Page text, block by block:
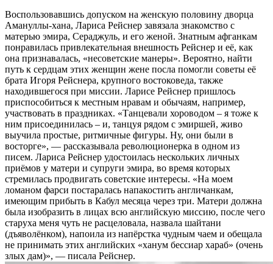
Воспользовавшись допуском на женскую половину дворца
Амануллы-хана, Лариса Рейснер завязала знакомство с
матерью эмира, Сераджуль, и его женой. Знатным афганкам
понравилась привлекательная внешность Рейснер и её, как
она признавалась, «несоветские манеры». Вероятно, найти
путь к сердцам этих женщин жене посла помогли советы её
брата Игоря Рейснера, крупного востоковеда, также
находившегося при миссии. Ларисе Рейснер пришлось
приспособиться к местным нравам и обычаям, например,
участвовать в праздниках. «Танцевали хороводом – я тоже к
ним присоединилась – и, танцуя рядом с эмиршей, живо
выучила простые, ритмичные фигуры. Ну, они были в
восторге», — рассказывала революционерка в одном из
писем. Лариса Рейснер удостоилась нескольких личных
приёмов у матери и супруги эмира, во время которых
стремилась продвигать советские интересы. «На моем
ломаном фарси постаралась напакостить англичанкам,
имеющим прибыть в Кабул месяца через три. Матери должна
была изобразить в лицах всю английскую миссию, после чего
старуха меня чуть не расцеловала, назвала шайтани
(дъяволёнком), напоила из напёрстка чудным чаем и обещала
не принимать этих английских «ханум бессиар хараб» (очень
злых дам)», — писала Рейснер.